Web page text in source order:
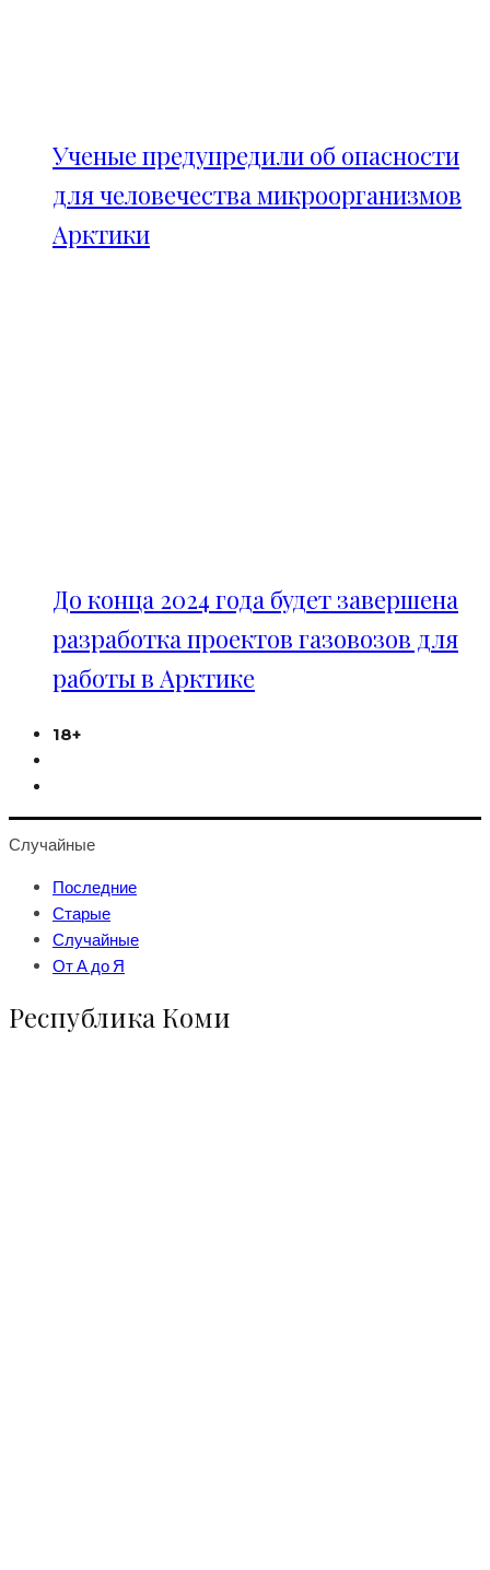
Ученые предупредили об опасности
для человечества микроорганизмов
Арктики
До конца 2024 года будет завершена
разработка проектов газовозов для
работы в Арктике
18+
Случайные
Последние
Старые
Случайные
От А до Я
Республика Коми